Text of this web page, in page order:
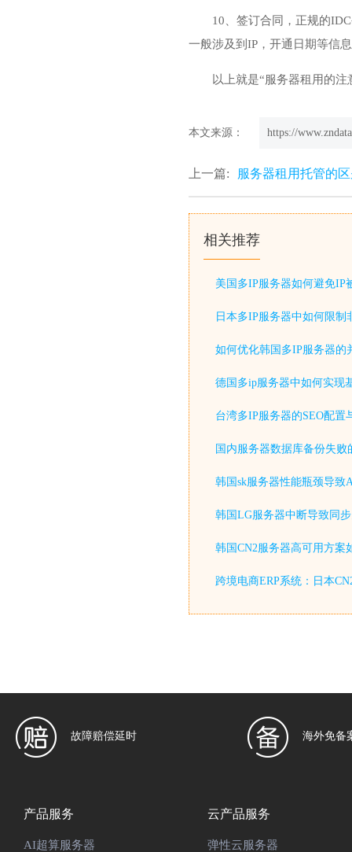
10、签订合同，正规的
一般涉及到IP，开通日期等信
以上就是“服务器租用的
本文来源： https://
上一篇: 服务器租用托管的
相关推荐
美国多IP服务器如何避免IP
日本多IP服务器中如何限制
如何优化韩国多IP服务器的
德国多ip服务器中如何实现
台湾多IP服务器的SEO配置
国内服务器数据库备份失败
韩国sk服务器性能瓶颈导致
韩国LG服务器中断导致同
韩国CN2服务器高可用方案
跨境电商ERP系统：日本
故障赔偿延时 海外免备
产品服务
AI超算服务器
云产品服务
弹性云服务器